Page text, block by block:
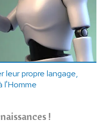
leur propre langage,
l'Homme
!